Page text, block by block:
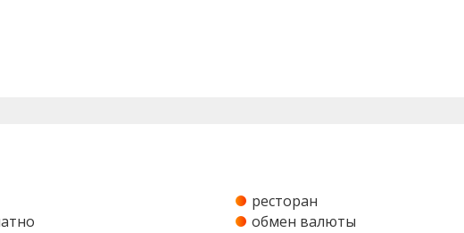
ресторан
обмен валюты